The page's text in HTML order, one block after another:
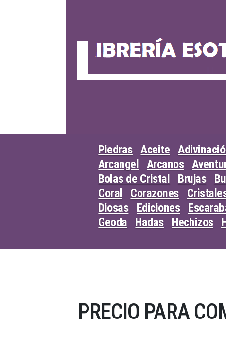
Piedras Aceite
Arcangel
Arcanos
Bolas de Cristal
Brujas
Coral
Corazones
Diosas
Ediciones
Geoda
Hadas Hechizos
PRECIO PARA